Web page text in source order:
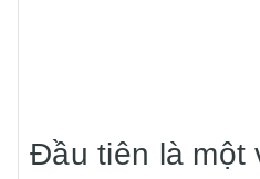
Đầu tiên là một